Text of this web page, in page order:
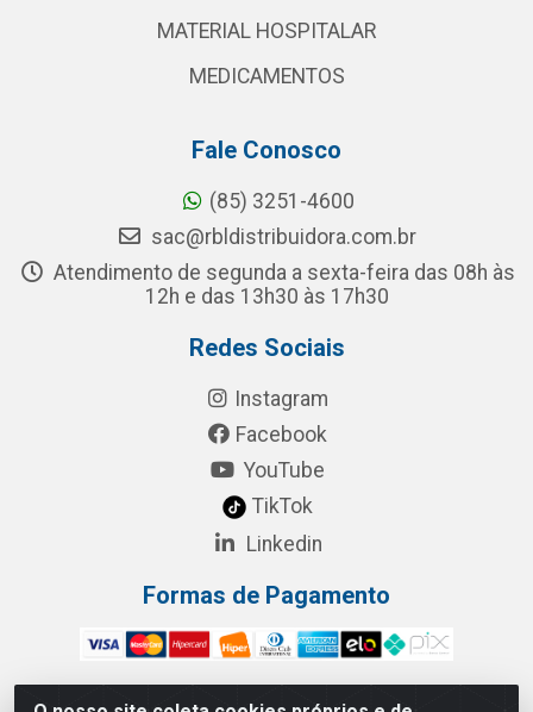
MATERIAL HOSPITALAR
MEDICAMENTOS
Fale Conosco
(85) 3251-4600
sac@rbldistribuidora.com.br
Atendimento de segunda a sexta-feira das 08h às
12h e das 13h30 às 17h30
Redes Sociais
Instagram
Facebook
YouTube
TikTok
Linkedin
Formas de Pagamento